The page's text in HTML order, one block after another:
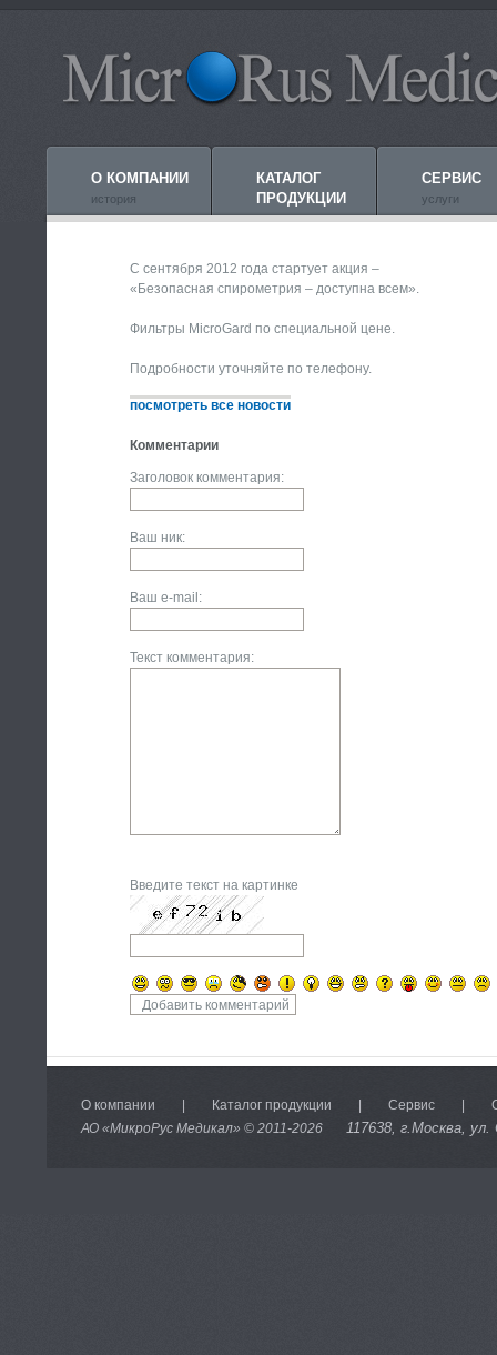
О КОМПАНИИ
история
КАТАЛОГ
ПРОДУКЦИИ
СЕРВИС
услуги
С сентября 2012 года стартует акция –
«Безопасная спирометрия – доступна всем».
Фильтры MicroGard по специальной цене.
Подробности уточняйте по телефону.
посмотреть все новости
Комментарии
Заголовок комментария:
Ваш ник:
Ваш e-mail:
Текст комментария:
Введите текст на картинке
О компании Каталог продукции Сервис
АО «МикроРус Медикал» © 2011-2026 117638, г.Москва, ул.